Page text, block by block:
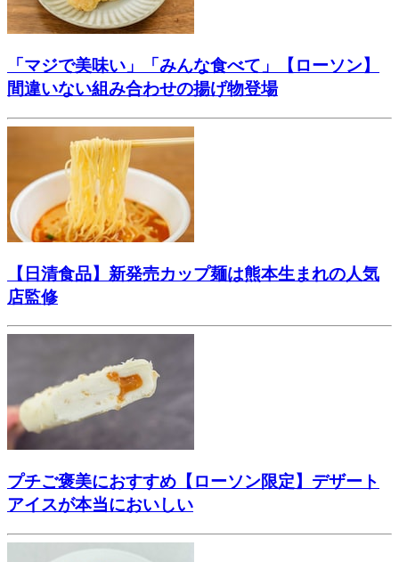
「マジで美味い」「みんな食べて」【ローソン】
間違いない組み合わせの揚げ物登場
【日清食品】新発売カップ麺は熊本生まれの人気
店監修
プチご褒美におすすめ【ローソン限定】デザート
アイスが本当においしい